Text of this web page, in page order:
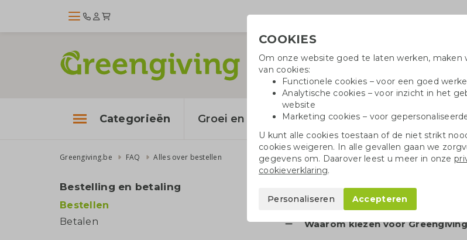
Categorieën Groei en bloei Drinkflessen Balpennen
Greengiving.be FAQ Alles over bestellen
Bestelling en betaling
Bestellen
Betalen
Alles over bestellen
Waarom kiezen voor
COOKIES
Om onze website goed te laten werken, maken
van cookies:
Functionele cookies – voor een goed
Analytische cookies – voor inzicht in het
website
Marketing cookies – voor
U kunt alle cookies toestaan of de niet strikt
cookies weigeren. In alle gevallen gaan we
gegevens om. Daarover leest u meer in onze
cookieverklaring.
Personaliseren Accepteren